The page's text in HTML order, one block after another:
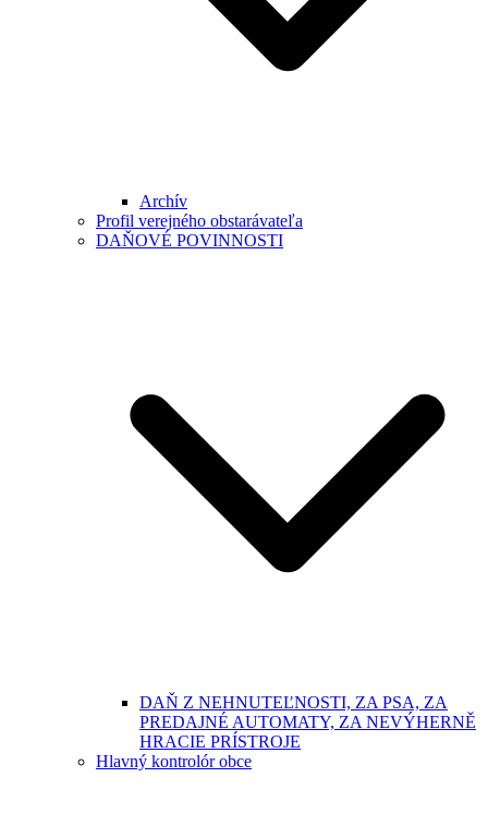
Archív
Profil verejného obstarávateľa
DAŇOVÉ POVINNOSTI
DAŇ Z NEHNUTEĽNOSTI, ZA PSA, ZA
PREDAJNÉ AUTOMATY, ZA NEVÝHERNĚ
HRACIE PRÍSTROJE
Hlavný kontrolór obce